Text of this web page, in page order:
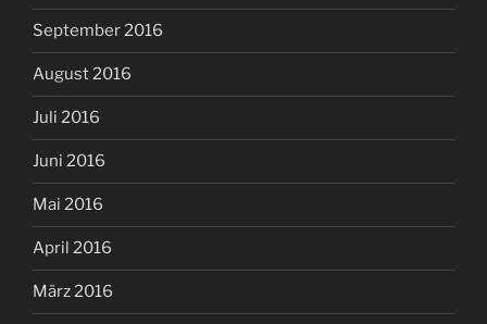
September 2016
August 2016
Juli 2016
Juni 2016
Mai 2016
April 2016
März 2016